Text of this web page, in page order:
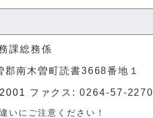
課総務係
郡南木曽町読書3668番地１
ファクス: 0264-57-2270
いにご注意ください！